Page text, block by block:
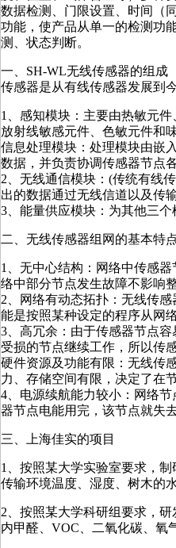
数据检测、门限设置、时间（
功能，使产品从单一的检测
测、状态判断。
一、SH-WL无线传感器的组成
传感器是从有线传感器发展到
1、感知模块：主要由热敏元
放射线敏感元件、色敏元件和
信息处理模块：处理模块由嵌
数据，并负责协调传感器节点
2、无线通信模块：(传统有线
出的数据通过无线信道以及传
3、能量供应模块：为其他三
二、无线传感器组网的基本特
1、无中心结构：网络中传感
络中部分节点发生故障不影响
2、网络有动态拓扑：无线传
能是按照某种设定的程序从网
3、高冗余：由于传感器节点
受损的节点继续工作，所以传
硬件资源及功能有限：无线传
力、存储空间有限，决定了在
4、电源续航能力较小：网络
器节点电能用完，该节点就失
三、上海佳实的项目
1、按照某大学实验室要求，
传输环境温度、湿度、树木的
2、按照某大学科研组要求，
内甲醛、VOC、二氧化碳、氧